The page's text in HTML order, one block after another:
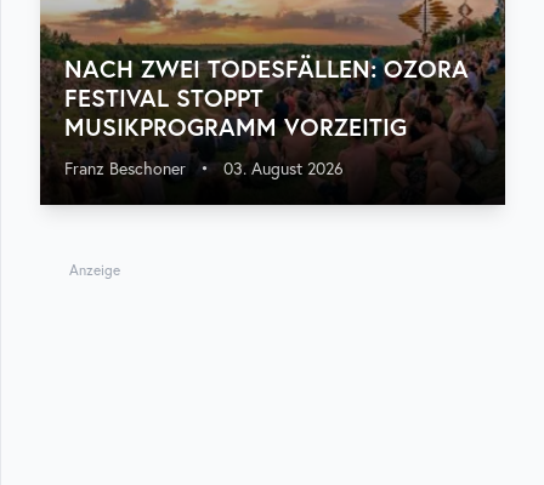
NACH ZWEI TODESFÄLLEN: OZORA
FESTIVAL STOPPT
MUSIKPROGRAMM VORZEITIG
Franz Beschoner • 03. August 2026
Anzeige